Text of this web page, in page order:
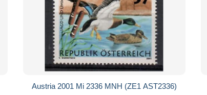
Austria 2001 Mi 2336 MNH (ZE1 AST2336)